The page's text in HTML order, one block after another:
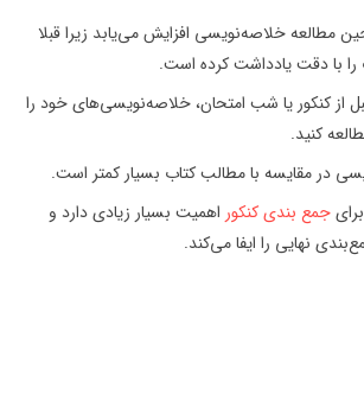
مطالعه خلاصه‌نویسی افزایش می‌یابد زیرا قبلا
را با دقت یادداشت کرده است.
از کنکور یا شب امتحان، خلاصه‌نویسی‌های خود را
کنید.
در مقایسه با مطالب کتاب بسیار کمتر است.
جمع بندی کنکور اهمیت بسیار زیادی دارد و
نهایی را ایفا می‌کند.